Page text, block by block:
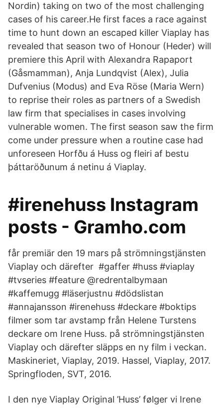
Nordin) taking on two of the most challenging
cases of his career.He first faces a race against
time to hunt down an escaped killer Viaplay has
revealed that season two of Honour (Heder) will
premiere this April with Alexandra Rapaport
(Gåsmamman), Anja Lundqvist (Alex), Julia
Dufvenius (Modus) and Eva Röse (Maria Wern)
to reprise their roles as partners of a Swedish
law firm that specialises in cases involving
vulnerable women. The first season saw the firm
come under pressure when a routine case had
unforeseen Horfðu á Huss og fleiri af bestu
þáttaröðunum á netinu á Viaplay.
#irenehuss Instagram
posts - Gramho.com
får premiär den 19 mars på strömningstjänsten
Viaplay och därefter #gaffer #huss #viaplay
#tvseries #feature @redrentalbymaan
#kaffemugg #läserjustnu #dödslistan
#annajansson #irenehuss #deckare #boktips
filmer som tar avstamp från Helene Turstens
deckare om Irene Huss. på strömningstjänsten
Viaplay och därefter släpps en ny film i veckan.
Maskineriet, Viaplay, 2019. Hassel, Viaplay, 2017.
Springfloden, SVT, 2016.
I den nye Viaplay Original ’Huss’ følger vi Irene